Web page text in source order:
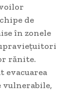
de
în zonele
rănite.
evacuarea